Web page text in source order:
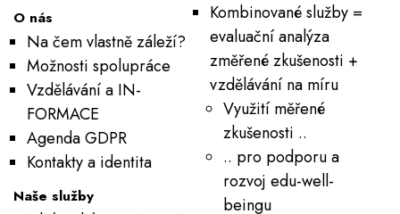
O nás
Na čem vlastně záleží?
Možnosti spolupráce
Vzdělávání a IN-
FORMACE
Agenda GDPR
Kontakty a identita
Naše služby
Kombinované služby =
evaluační analýza
změřené zkušenosti +
vzdělávání na míru
Využití měřené
zkušenosti ..
.. pro podporu a
rozvoj edu-well-
beingu